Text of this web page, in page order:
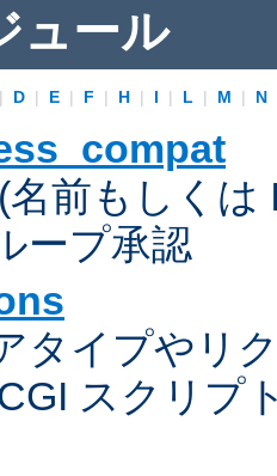
ュール
| D | E | F | H | I | L | M | N
前もしくは
ープ承認
タイプやリ
スクリプ